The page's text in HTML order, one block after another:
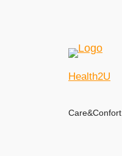
Health2U
Care&Confort